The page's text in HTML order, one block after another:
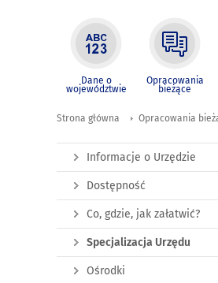
Dane o
województwie
Opracowania
bieżące
Strona główna Opracowania
Informacje o Urzędzie
Dostępność
Co, gdzie, jak załatwić?
Specjalizacja Urzędu
Ośrodki